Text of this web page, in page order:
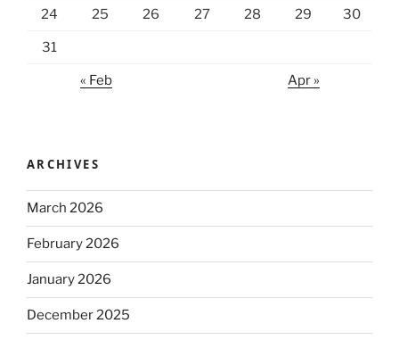
24 25 26 27 28 29 30
31
« Feb Apr »
ARCHIVES
March 2026
February 2026
January 2026
December 2025